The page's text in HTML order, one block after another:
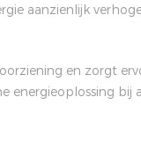
aanzienlijk
en zorgt
energieoplossing bij